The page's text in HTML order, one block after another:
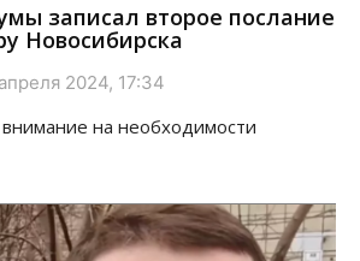
записал второе послание
Новосибирска
2024, 17:34
на необходимости